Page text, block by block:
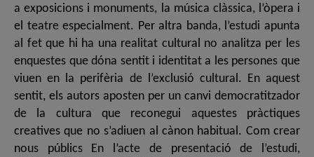
a exposicions i monuments, la música clàssica, l’òpera i
el teatre especialment. Per altra banda, l’estudi apunta
al fet que hi ha una realitat cultural no analitza per les
enquestes que dóna sentit i identitat a les persones que
viuen en la perifèria de l’exclusió cultural. En aquest
sentit, els autors aposten per un canvi democratitzador
de la cultura que reconegui aquestes pràctiques
creatives que no s’adiuen al cànon habitual. Com crear
nous públics En l’acte de presentació de l’estudi,